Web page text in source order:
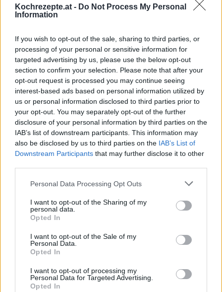
Kochrezepte.at - Do Not Process My Personal
Information
If you wish to opt-out of the sale, sharing to third parties, or
processing of your personal or sensitive information for
targeted advertising by us, please use the below opt-out
section to confirm your selection. Please note that after your
opt-out request is processed you may continue seeing
interest-based ads based on personal information utilized by
us or personal information disclosed to third parties prior to
your opt-out. You may separately opt-out of the further
disclosure of your personal information by third parties on the
IAB’s list of downstream participants. This information may
also be disclosed by us to third parties on the IAB’s List of
Downstream Participants that may further disclose it to other
Personal Data Processing Opt Outs
I want to opt-out of the Sharing of my
personal data.
Opted In
I want to opt-out of the Sale of my
Personal Data.
Opted In
I want to opt-out of processing my
Personal Data for Targeted Advertising.
Opted In
Leicht
Pfirsich-Marmelade
Leicht
Marillen Marmelade
Leicht
Einfache Preiselbeermarmelade
Leicht
Leicht
Apfelmarmelade
Leicht
Heidelbeer-Marmelade mit
Wacholderbeeren
Leicht